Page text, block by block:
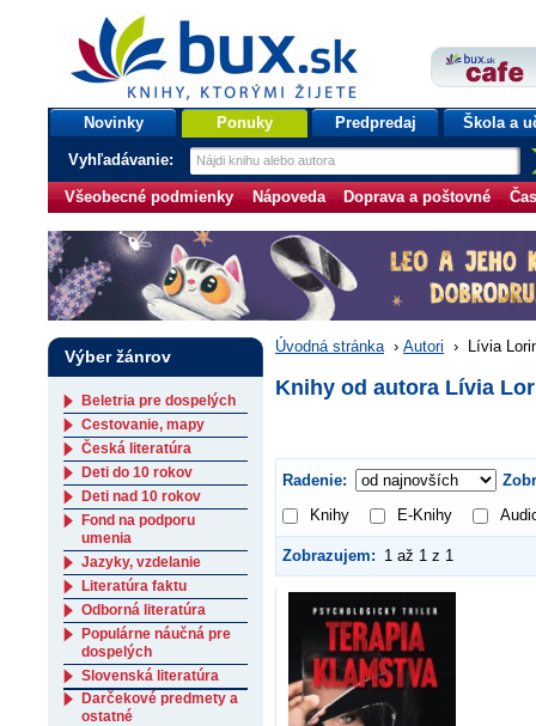
bux.sk
knihy, ktorými žijete
Úvodná stránka
Novinky Ponuky Predpredaj Škola a
Vyhľadávanie:
Všeobecné podmienky Nápoveda Doprava a poštovné
Úvodná stránka › Autori › Lívia
Knihy od autora Lívia
Radenie:
Knihy
E-Knihy
Zobrazujem: 1 až 1 z 1
Výber žánrov
Beletria pre dospelých
Cestovanie, mapy
Česká literatúra
Deti do 10 rokov
Deti nad 10 rokov
Fond na podporu
umenia
Jazyky, vzdelanie
Literatúra faktu
Odborná literatúra
Populárne náučná pre
dospelých
Slovenská literatúra
Darčekové predmety a
ostatné